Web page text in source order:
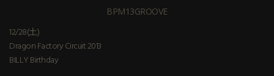
BPM13GROOVE
12/28(土)
Dragon Factory Circuit 2013
BILLY Birthday